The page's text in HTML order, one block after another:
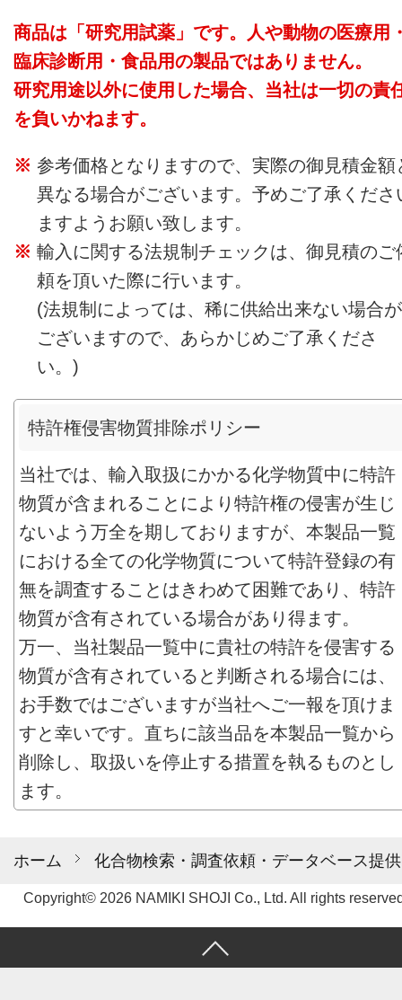
ホーム 化合物検索・調査依頼・データベース提供
商品は「研究用試薬」です。人や動物の医療用
臨床診断用・食品用の製品ではありません。
研究用途以外に使用した場合、当社は一切の責
を負いかねます。
参考価格となりますので、実際の御見積金額
異なる場合がございます。予めご了承くださ
ますようお願い致します。
輸入に関する法規制チェックは、御見積のご
頼を頂いた際に行います。
(法規制によっては、稀に供給出来ない場合が
ございますので、あらかじめご了承くださ
い。)
特許権侵害物質排除ポリシー
当社では、輸入取扱にかかる化学物質中に特許
物質が含まれることにより特許権の侵害が生じ
ないよう万全を期しておりますが、本製品一覧
における全ての化学物質について特許登録の有
無を調査することはきわめて困難であり、特許
物質が含有されている場合があり得ます。
万一、当社製品一覧中に貴社の特許を侵害する
物質が含有されていると判断される場合には、
お手数ではございますが当社へご一報を頂けま
すと幸いです。直ちに該当品を本製品一覧から
削除し、取扱いを停止する措置を執るものとし
ます。
Copyright© 2026 NAMIKI SHOJI Co., Ltd. All rights